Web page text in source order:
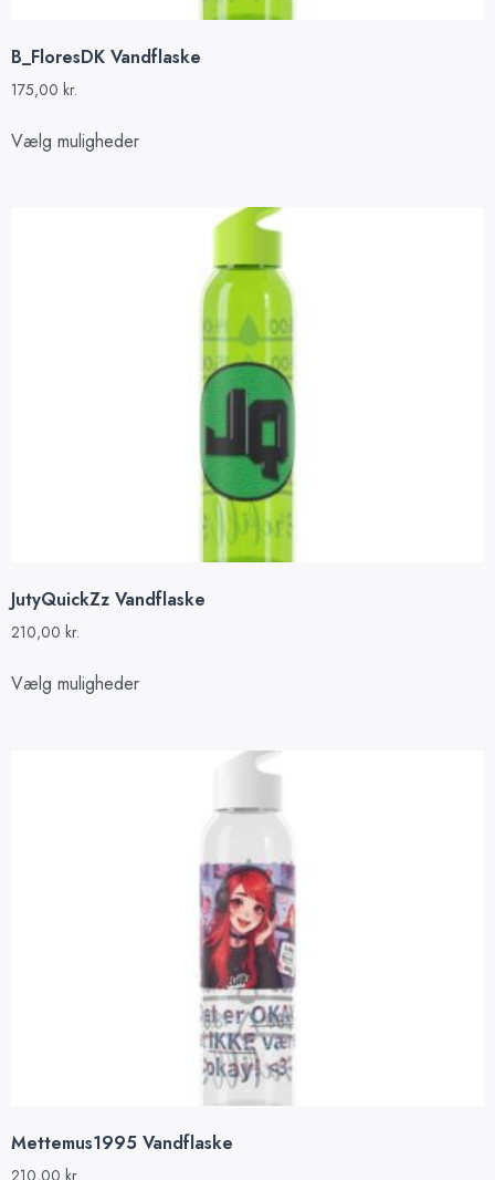
B_FloresDK Vandflaske
175,00 kr.
Vælg muligheder
JutyQuickZz Vandflaske
210,00 kr.
Vælg muligheder
Mettemus1995 Vandflaske